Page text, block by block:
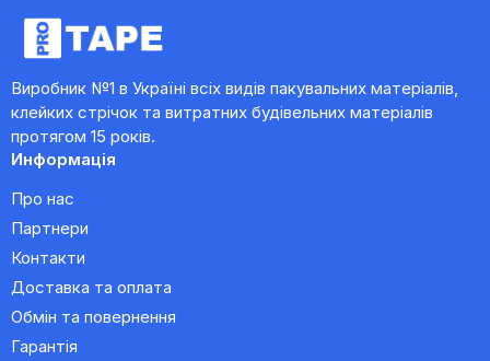
Виробник №1 в Україні всіх видів пакувальних матеріалів,
клейких стрічок та витратних будівельних матеріалів
протягом 15 років.
Информація
Про нас
Партнери
Контакти
Доставка та оплата
Обмін та повернення
Гарантія